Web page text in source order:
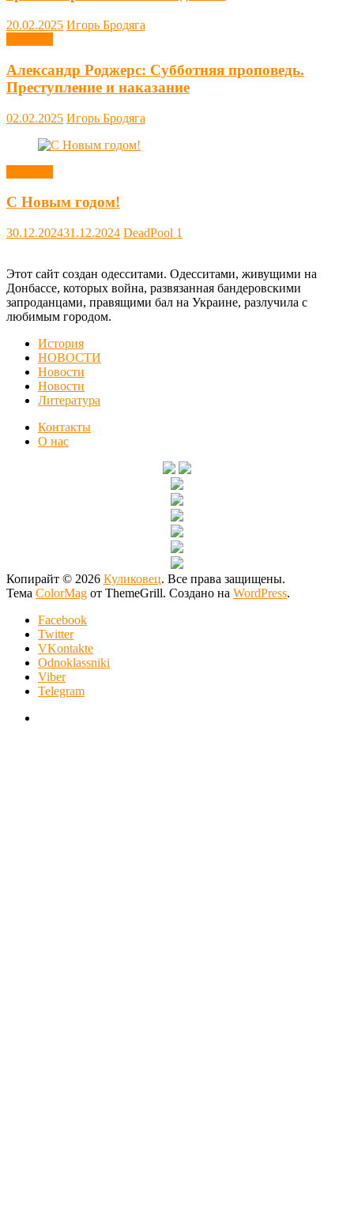
20.02.2025 Игорь Бродяга
Александр Роджерс: Субботняя проповедь.
Преступление и наказание
02.02.2025 Игорь Бродяга
С Новым годом!
30.12.202431.12.2024 DeadPool 1
Этот сайт создан одесситами. Одесситами, живущими на
Донбассе, которых война, развязанная бандеровскими
запроданцами, правящими бал на Украине, разлучила с
любимым городом.
История
НОВОСТИ
Новости
Новости
Литература
Контакты
О нас
Копирайт © 2026 Куликовец. Все права защищены.
Тема ColorMag от ThemeGrill. Создано на WordPress.
Facebook
Twitter
VKontakte
Odnoklassniki
Viber
Telegram